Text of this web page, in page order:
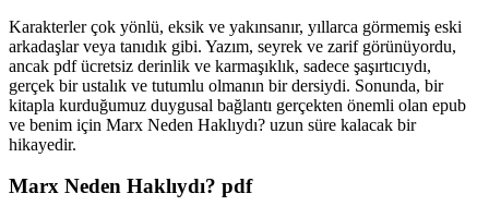
Karakterler çok yönlü, eksik ve yakınsanır, yıllarca görmemiş eski
arkadaşlar veya tanıdık gibi. Yazım, seyrek ve zarif görünüyordu,
ancak pdf ücretsiz derinlik ve karmaşıklık, sadece şaşırtıcıydı,
gerçek bir ustalık ve tutumlu olmanın bir dersiydi. Sonunda, bir
kitapla kurduğumuz duygusal bağlantı gerçekten önemli olan epub
ve benim için Marx Neden Haklıydı? uzun süre kalacak bir
hikayedir.
Marx Neden Haklıydı? pdf